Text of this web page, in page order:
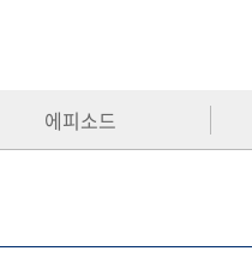
에피소드